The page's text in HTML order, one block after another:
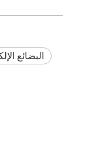
البضائع